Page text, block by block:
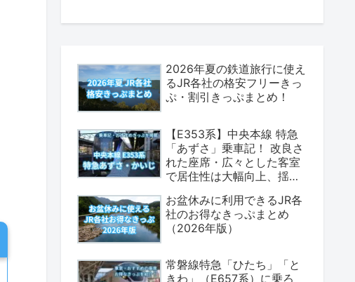
2026年夏の鉄道旅行に使え
るJR各社の格安フリーきっ
ぷ・割引きっぷまとめ！
【E353系】中央本線 特急
「あずさ」乗車記！ 改良さ
れた座席・広々とした客室
で居住性は大幅向上、揺れ
（座席表・荷物置場の情報
あり）
お盆休みに利用できるJR各
社のお得なきっぷまとめ
（2026年版）
常磐線特急「ひたち」「と
きわ」（E657系）に乗ろ